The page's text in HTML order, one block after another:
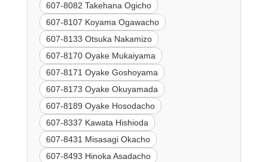
607-8082 Takehana Ogicho
607-8107 Koyama Ogawacho
607-8133 Otsuka Nakamizo
607-8170 Oyake Mukaiyama
607-8171 Oyake Goshoyama
607-8173 Oyake Okuyamada
607-8189 Oyake Hosodacho
607-8337 Kawata Hishioda
607-8431 Misasagi Okacho
607-8493 Hinoka Asadacho